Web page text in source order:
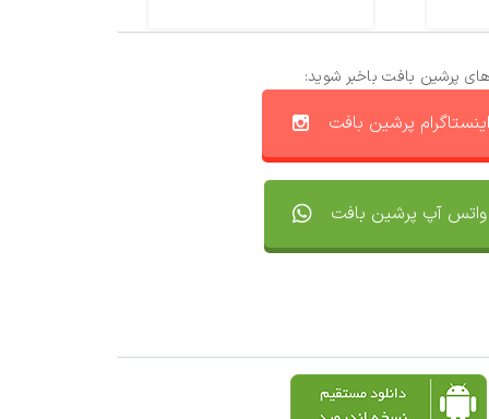
پرشین بافت باخبر شوید:
اینستاگرام پرشین بافت
واتس آپ پرشین بافت